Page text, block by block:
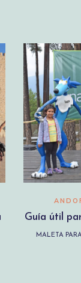
Guía útil
MALETA